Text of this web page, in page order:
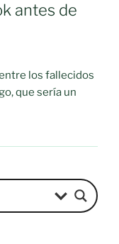
antes de
los fallecidos
que sería un